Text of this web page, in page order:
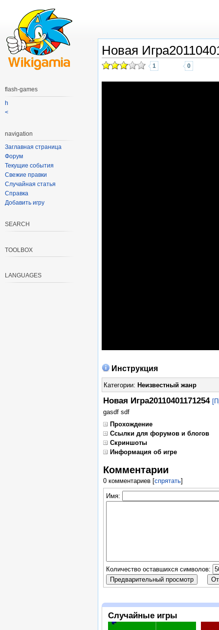
Новая
1 0
Инструкция
Категории: Неизвестный жанр
Новая Игра20110401171254
gasdf sdf
Прохождение
Ссылки для форумов и блогов
Скриншоты
Информация об игре
Комментарии
0 комментариев[спрятать]
Имя:
Количество оставшихся символов:
Случайные игры
flash-games
h
<
navigation
Заглавная страница
Форум
Текущие события
Свежие правки
Случайная статья
Справка
Добавить игру
SEARCH
TOOLBOX
LANGUAGES